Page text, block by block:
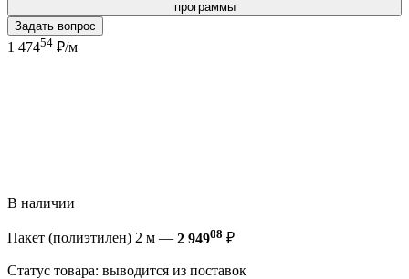
программы
Задать вопрос
1 47454 ₽/м
В наличии
Пакет (полиэтилен) 2 м — 2 94908 ₽
Статус товара: выводится из поставок